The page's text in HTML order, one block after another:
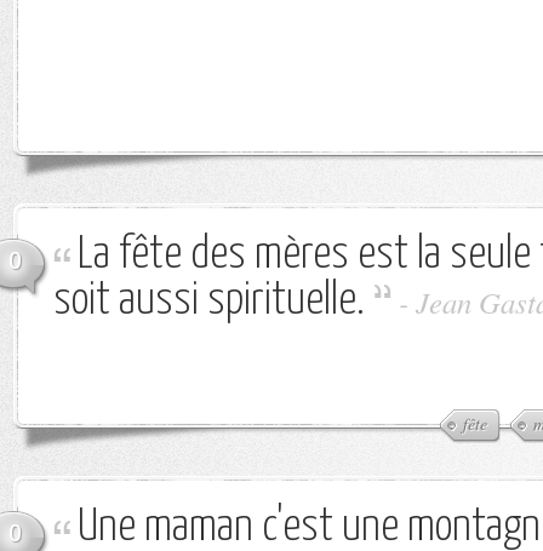
0
La fête des mères est la
soit aussi spirituelle.
- Jean
fête
0
Une maman c'est une